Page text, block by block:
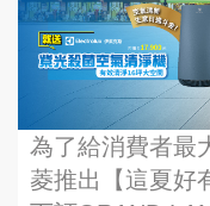
為了給消費者最
菱推出【這夏好